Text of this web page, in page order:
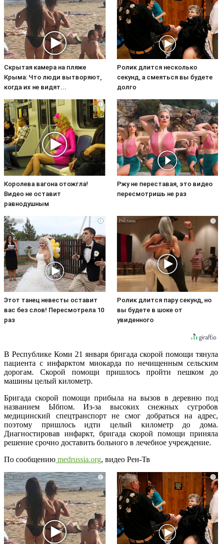
Скрытая камера на пляже
Крыма: Что люди вытворяют,
когда их не видят...
Ролик длится несколько
секунд, а смеяться вы будете
долго
i
Королева вагона отожгла!
Видео не оставит
равнодушным
i
Ржу не переставая, это видео
пересмотришь не раз
i
Этот танец невесты оставит
вас без слов! Пересмотрела 10
раз
i
Ролик длится пару секунд, но
вы будете в шоке от
увиденного
В Республике Коми 21 января бригада скорой помощи тянула
пациента с инфарктом миокарда по нечищенным сельским
дорогам. Скорой помощи пришлось пройти пешком до
машины целый километр.
Бригада скорой помощи прибыла на вызов в деревню под
названием Ыбпом. Из-за высоких снежных сугробов
медицинский спецтранспорт не смог добраться на адрес,
поэтому пришлось идти целый километр до дома.
Диагностировав инфаркт, бригада скорой помощи приняла
решение срочно доставить больного в лечебное учреждение.
По сообщению medrussia.org, видео Рен-Тв
i i